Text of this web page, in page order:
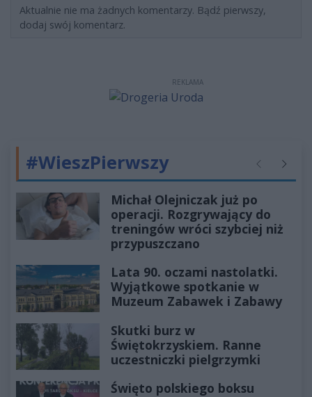
Aktualnie nie ma żadnych komentarzy. Bądź pierwszy,
dodaj swój komentarz.
REKLAMA
#WieszPierwszy Poprzednie
Michał Olejniczak już po
operacji. Rozgrywający do
treningów wróci szybciej niż
przypuszczano
Lata 90. oczami nastolatki.
Wyjątkowe spotkanie w
Muzeum Zabawek i Zabawy
Skutki burz w
Świętokrzyskiem. Ranne
uczestniczki pielgrzymki
Święto polskiego boksu